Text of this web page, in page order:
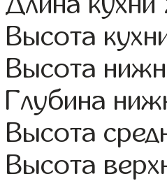
Высота
Высота
Глубина
Высота
Высота